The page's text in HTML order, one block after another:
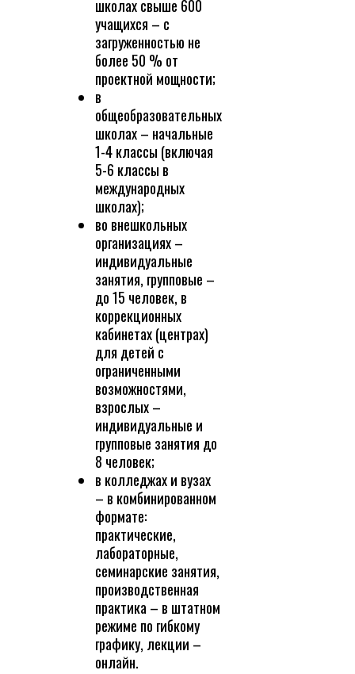
школах свыше 600
учащихся – с
загруженностью не
более 50 % от
проектной мощности;
в
общеобразовательных
школах – начальные
1-4 классы (включая
5-6 классы в
международных
школах);
во внешкольных
организациях –
индивидуальные
занятия, групповые –
до 15 человек, в
коррекционных
кабинетах (центрах)
для детей с
ограниченными
возможностями,
взрослых –
индивидуальные и
групповые занятия до
8 человек;
в колледжах и вузах
– в комбинированном
формате:
практические,
лабораторные,
семинарские занятия,
производственная
практика – в штатном
режиме по гибкому
графику, лекции –
онлайн.